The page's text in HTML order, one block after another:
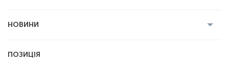
НОВИНИ
ПОЗИЦІЯ